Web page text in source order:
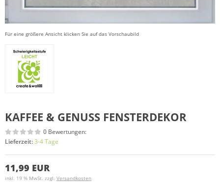
Für eine größere Ansicht klicken Sie auf das Vorschaubild
KAFFEE & GENUSS FENSTERDEKOR
0 Bewertungen:
Lieferzeit:3-4 Tage
11,99 EUR
inkl. 19 % MwSt. zzgl. Versandkosten